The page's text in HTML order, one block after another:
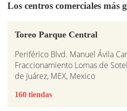
Los centros comerciales más
Toreo Parque Central
Periférico Blvd. Manuel Ávila
Fraccionamiento Lomas de
de Juárez, MEX, Mexico
160 tiendas